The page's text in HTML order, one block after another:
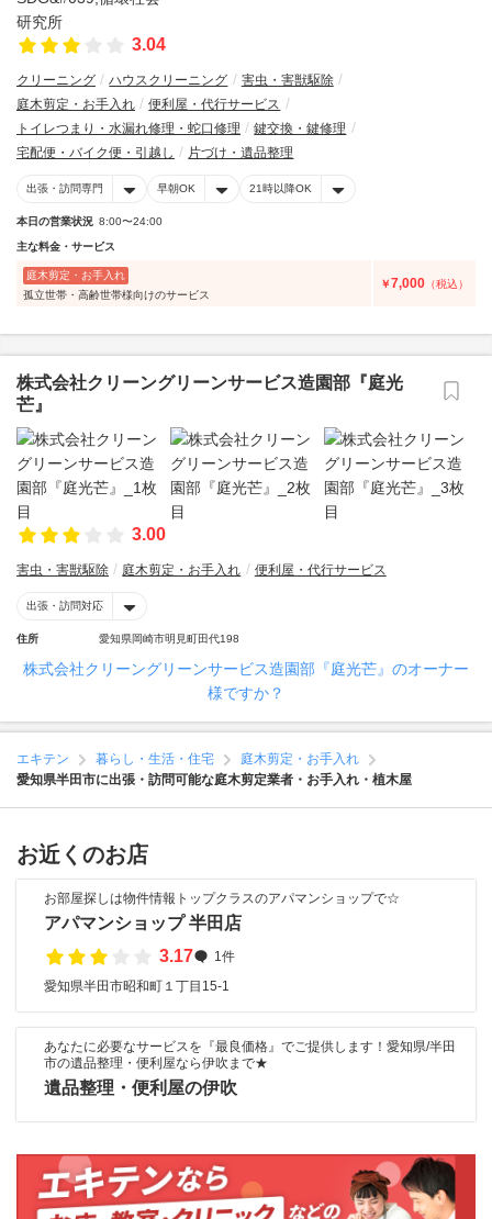
3.04
クリーニング ハウスクリーニング
害虫・害獣駆除
庭木剪定・お手入れ
便利屋・代行サービス
トイレつまり・水漏れ修理・蛇口修理
鍵交換・鍵修理
宅配便・バイク便・引越し
片づけ・遺品整理
出張・訪問専門 早朝OK 21時以降OK
本日の営業状況 8:00〜24:00
主な料金・サービス
庭木剪定・お手入れ
孤立世帯・高齢世帯様向けのサービス
￥7,000 （税込）
株式会社クリーングリーンサービス造園部『庭光
芒』
3.00
害虫・害獣駆除 庭木剪定・お手入れ 便利屋・代行サービス
出張・訪問対応
住所 愛知県岡崎市明見町田代198
株式会社クリーングリーンサービス造園部『庭光芒』のオーナー
様ですか？
エキテン 暮らし・生活・住宅
庭木剪定・お手入れ
愛知県半田市に出張・訪問可能な庭木剪定業者・お手入れ・植木屋
お近くのお店
お部屋探しは物件情報トップクラスのアパマンショップで☆
アパマンショップ 半田店
3.17
1件
愛知県半田市昭和町１丁目15-1
あなたに必要なサービスを『最良価格』でご提供します！愛知県/半田
市の遺品整理・便利屋なら伊吹まで★
遺品整理・便利屋の伊吹